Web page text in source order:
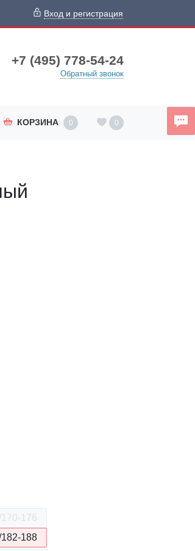
Вход и регистрация
+7 (495) 778-54-24
Обратный звонок
КОРЗИНА 0 0
176
188